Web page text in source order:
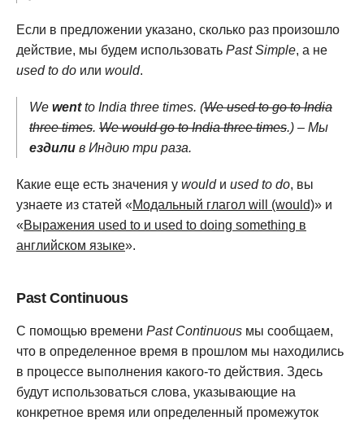
Если в предложении указано, сколько раз произошло
действие, мы будем использовать Past Simple, а не
used to do или would.
We wentto India three times. (We used to go to India
three times. We would go to India three times.) – Мы
ездили в Индию три раза.
Какие еще есть значения у wouldи used to do, вы
узнаете из статей «Модальный глагол will (would)» и
«Выражения used to и used to doing something в
английском языке».
Past Continuous
С помощью времени Past Continuous мы сообщаем,
что в определенное время в прошлом мы находились
в процессе выполнения какого-то действия. Здесь
будут использоваться слова, указывающие на
конкретное время или определенный промежуток